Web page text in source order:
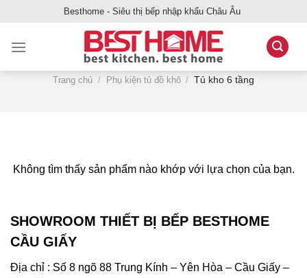
nội
Besthome - Siêu thị bếp nhập khẩu Châu Âu
Trang chủ / Phụ kiện tủ đồ khô / Tủ kho 6 tầng
Không tìm thấy sản phẩm nào khớp với lựa chọn của bạn.
SHOWROOM THIẾT BỊ BẾP BESTHOME
CẦU GIẤY
Địa chỉ : Số 8 ngõ 88 Trung Kính – Yên Hòa – Cầu Giấy –